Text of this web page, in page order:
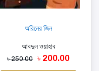
অরিনের জিন
আবদুল ওয়াহাব
৳ 250.00 ৳ 200.00